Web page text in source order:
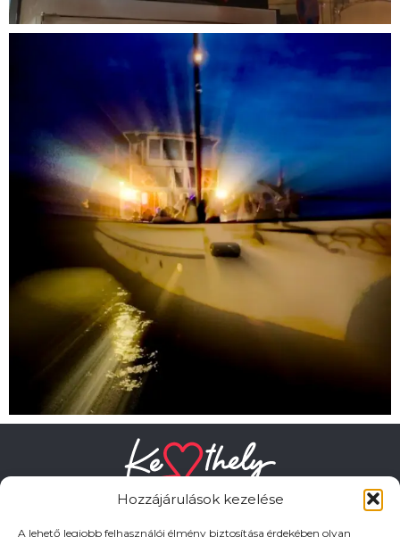
Hozzájárulások kezelése
A lehető legjobb felhasználói élmény biztosítása érdekében olyan